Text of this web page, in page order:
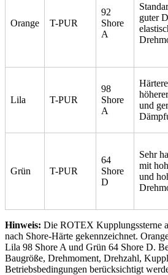
Orange T-PUR
92
Shore
A
guter
Lila T-PUR
98
Shore
A
und
Grün T-PUR
64
Shore
D
Sehr
mit
und
Hinweis: Die ROTEX Kupplungssterne
nach Shore-Härte gekennzeichnet.
Lila 98 Shore A und Grün 64 Shore D.
Baugröße, Drehmoment, Drehzahl,
Betriebsbedingungen berücksichtigt